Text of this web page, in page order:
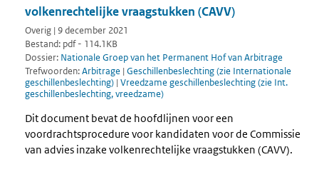
volkenrechtelijke vraagstukken (CAVV)
Overig | 9 december 2021
Bestand: pdf - 114.1KB
Dossier: Nationale Groep van het Permanent Hof van Arbitrage
Trefwoorden:Arbitrage | Geschillenbeslechting (zie Internationale
geschillenbeslechting) | Vreedzame geschillenbeslechting (zie Int.
geschillenbeslechting, vreedzame)
Dit document bevat de hoofdlijnen voor een
voordrachtsprocedure voor kandidaten voor de Commissie
van advies inzake volkenrechtelijke vraagstukken (CAVV).